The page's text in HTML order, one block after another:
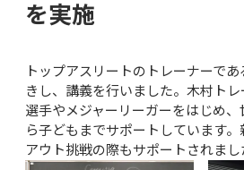
を実施
トップアスリートのトレーナーで
きし、講義を行いました。木村ト
選手やメジャーリーガーをはじめ
ら子どもまでサポートしています
アウト挑戦の際もサポートされまし